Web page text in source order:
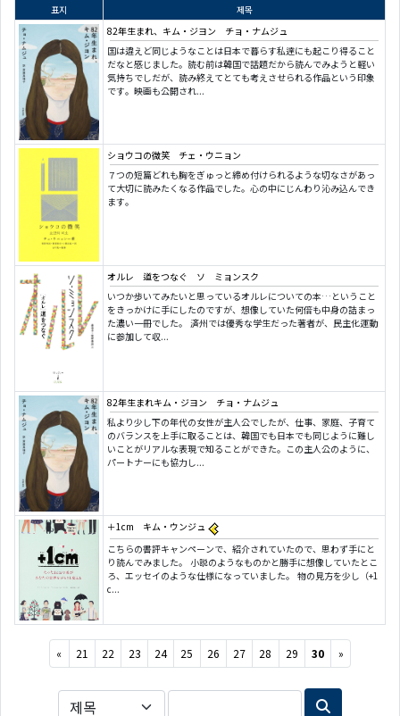
표지
제목
82年生まれ、キム・ジヨン チョ・ナムジュ
国は違えど同じようなことは日本で暮らす私達にも起こり得ること
だなと感じました。読む前は韓国で話題だから読んでみようと軽い
気持ちでしだが、読み終えてとても考えさせられる作品という印象
です。映画も公開され...
ショウコの微笑 チェ・ウニョン
７つの短篇どれも胸をぎゅっと締め付けられるような切なさがあっ
て大切に読みたくなる作品でした。心の中にじんわり沁み込んでき
ます。
オルレ 道をつなぐ ソ ミョンスク
いつか歩いてみたいと思っているオルレについての本…ということ
をきっかけに手にしたのですが、想像していた何倍も中身の詰まっ
た濃い一冊でした。 済州では優秀な学生だった著者が、民主化運動
に参加して収...
82年生まれキム・ジヨン チョ・ナムジュ
私より少し下の年代の女性が主人公でしたが、仕事、家庭、子育て
のバランスを上手に取ることは、韓国でも日本でも同じように難し
いことがリアルな表現で知ることができた。この主人公のように、
パートナーにも協力し...
＋1cm キム・ウンジュ
こちらの書評キャンペーンで、紹介されていたので、思わず手にと
り読んでみました。 小説のようなものかと勝手に想像していたとこ
ろ、エッセイのような仕様になっていました。 物の見方を少し（+1
c...
«Previous
21 22 23 24 25 26 27 28 29 30 »Next